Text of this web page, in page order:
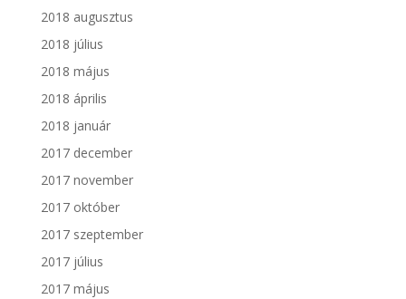
2018 augusztus
2018 július
2018 május
2018 április
2018 január
2017 december
2017 november
2017 október
2017 szeptember
2017 július
2017 május